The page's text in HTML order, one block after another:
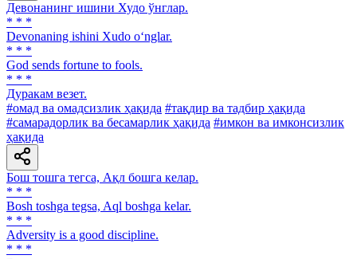
Девонанинг ишини Худо ўнглар.
* * *
Devonaning ishini Xudo o‘nglar.
* * *
God sends fortune to fools.
* * *
Дуракам везет.
#омад ва омадсизлик ҳақида #тақдир ва тадбир ҳақида
#самарадорлик ва бесамарлик ҳақида #имкон ва имконсизлик
ҳақида
Бош тошга тегса, Ақл бошга келар.
* * *
Bosh toshga tegsa, Aql boshga kelar.
* * *
Adversity is a good discipline.
* * *